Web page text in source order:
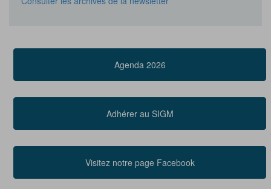
Agenda 2026
Adhérer au SIGM
Visitez notre page Facebook